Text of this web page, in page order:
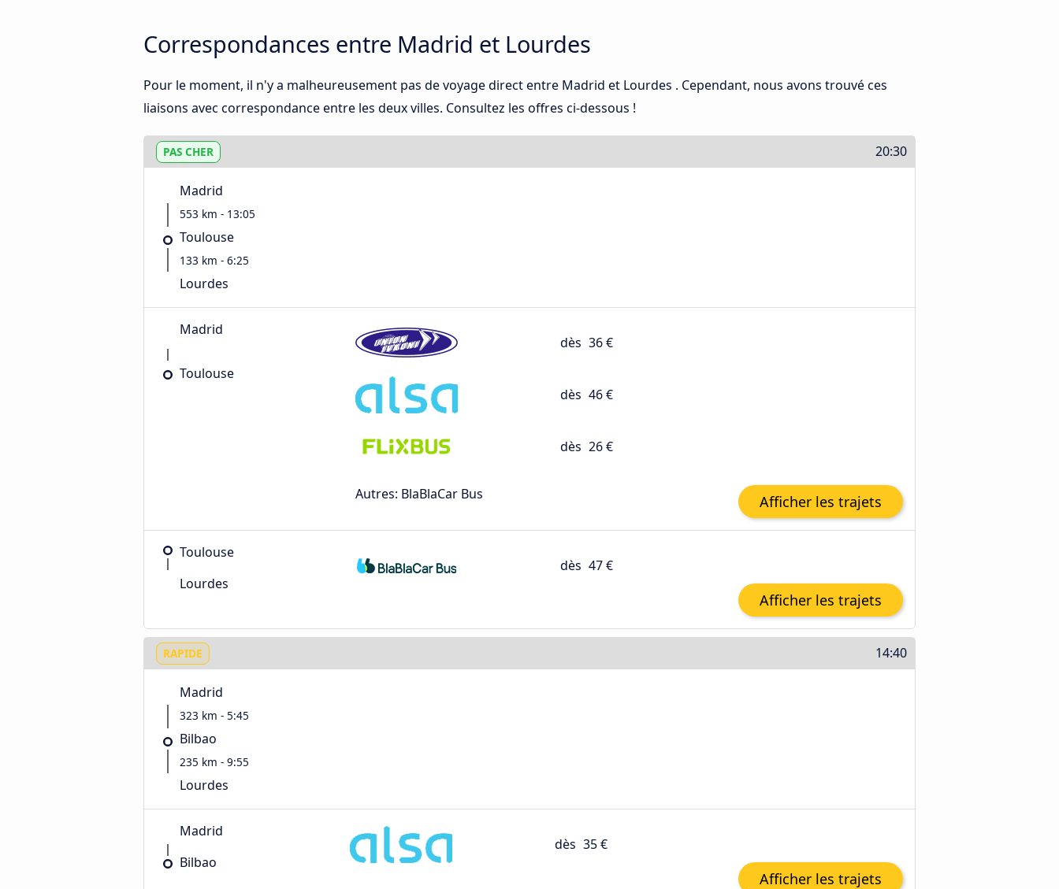
Correspondances entre Madrid et Lourdes
Pour le moment, il n'y a malheureusement pas de voyage direct entre Madrid et Lourdes . Cependant, nous avons trouvé ces
liaisons avec correspondance entre les deux villes. Consultez les offres ci-dessous !
PAS CHER 20:30
Madrid
553 km - 13:05
Toulouse
133 km - 6:25
Lourdes
Madrid
Toulouse
dès 36 €
dès 46 €
dès 26 €
Autres: BlaBlaCar Bus Afficher les trajets
Toulouse
Lourdes
dès 47 €
Afficher les trajets
RAPIDE 14:40
Madrid
323 km - 5:45
Bilbao
235 km - 9:55
Lourdes
Madrid
Bilbao
dès 35 €
Afficher les trajets